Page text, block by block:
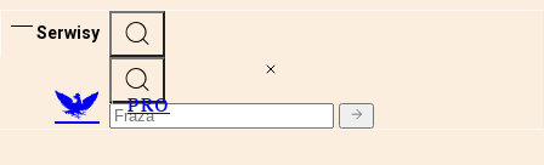
Serwisy
PRO